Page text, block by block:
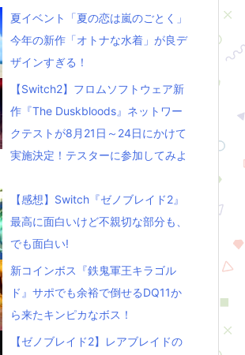
夏イベント「夏の恋は嵐のごとく」
今年の新作「オトナな水着」が良デ
ザインすぎる！
【Switch2】フロムソフトウェア新
作『The Duskbloods』ネットワー
クテストが8月21日～24日にかけて
実施決定！テスターに参加してみよ
【感想】Switch『ゼノブレイド2』
最高に面白いけど不親切な部分も、
でも面白い!
新コインボス『鉄鬼軍王キラゴル
ド』サポでも余裕で倒せるDQ11か
ら来たキンピカなボス！
【ゼノブレイド2】レアブレイドの